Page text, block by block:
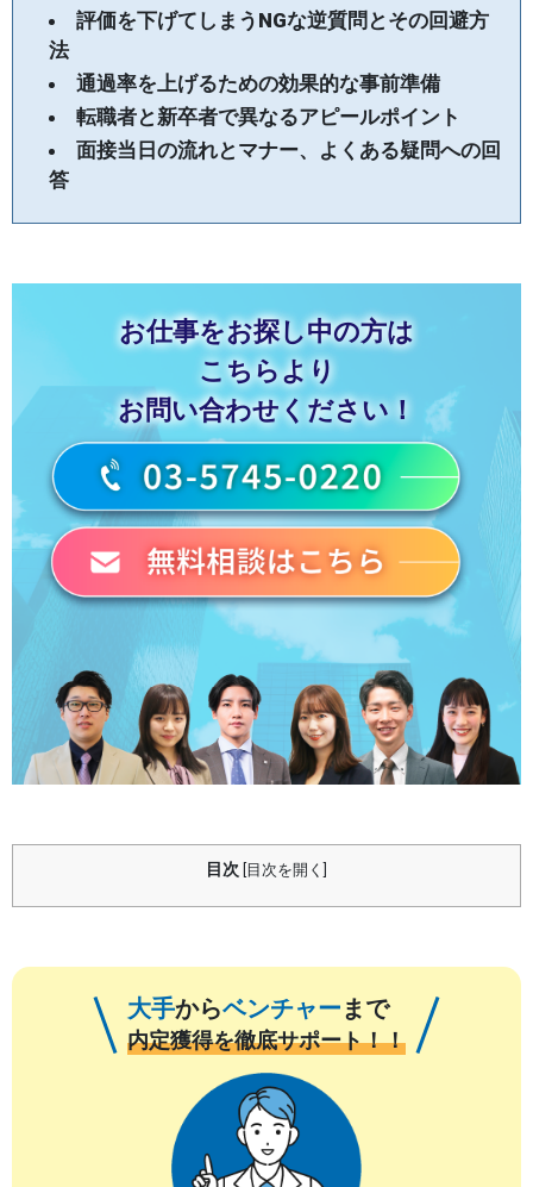
評価を下げてしまうNGな逆質問とその回避方
法
通過率を上げるための効果的な事前準備
転職者と新卒者で異なるアピールポイント
面接当日の流れとマナー、よくある疑問への回
答
お仕事をお探し中の方は
こちらより
お問い合わせください！
目次 [目次を開く]
大手からベンチャーまで
内定獲得を徹底サポート！！